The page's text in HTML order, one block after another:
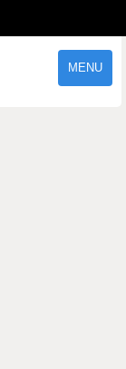
MENU